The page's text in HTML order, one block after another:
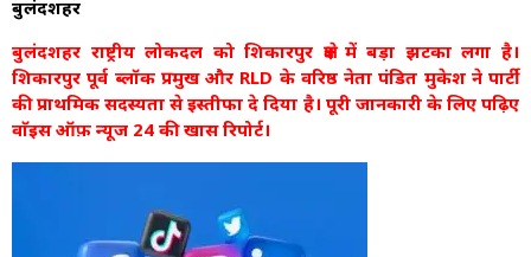
बुलंदशहर
बुलंदशहर राष्ट्रीय लोकदल को शिकारपुर क्षेत्र में बड़ा झटका लगा है।
शिकारपुर पूर्व ब्लॉक प्रमुख और RLD के वरिष्ठ नेता पंडित मुकेश ने पार्टी
की प्राथमिक सदस्यता से इस्तीफा दे दिया है। पूरी जानकारी के लिए पढ़िए
वाॅइस ऑफ़ न्यूज 24 की खास रिपोर्ट।